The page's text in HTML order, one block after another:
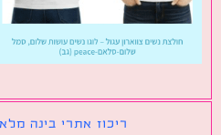
ריכוז אתרי בינה